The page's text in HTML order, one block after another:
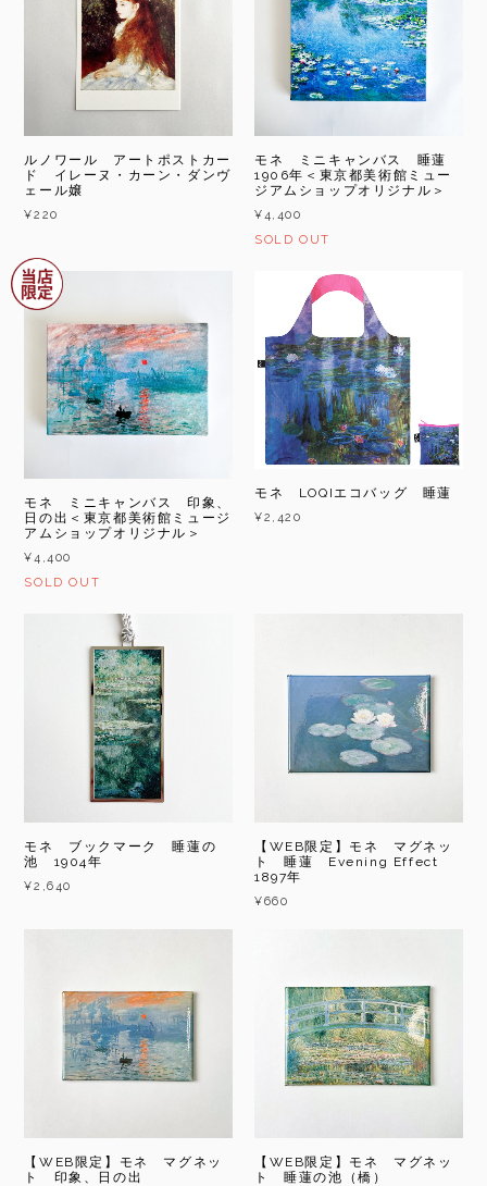
ルノワール アートポストカー
ド イレーヌ・カーン・ダンヴ
ェール嬢
¥220
モネ ミニキャンバス 睡蓮
1906年＜東京都美術館ミュー
ジアムショップオリジナル＞
¥4,400
SOLD OUT
モネ ミニキャンバス 印象、
日の出＜東京都美術館ミュージ
アムショップオリジナル＞
¥4,400
SOLD OUT
モネ LOQIエコバッグ 睡蓮
¥2,420
モネ ブックマーク 睡蓮の
池 1904年
¥2,640
【WEB限定】モネ マグネッ
ト 睡蓮 Evening Effect
1897年
¥660
【WEB限定】モネ マグネッ
ト 印象、日の出
【WEB限定】モネ マグネッ
ト 睡蓮の池（橋）